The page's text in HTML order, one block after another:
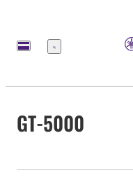
Menu
GT-5000